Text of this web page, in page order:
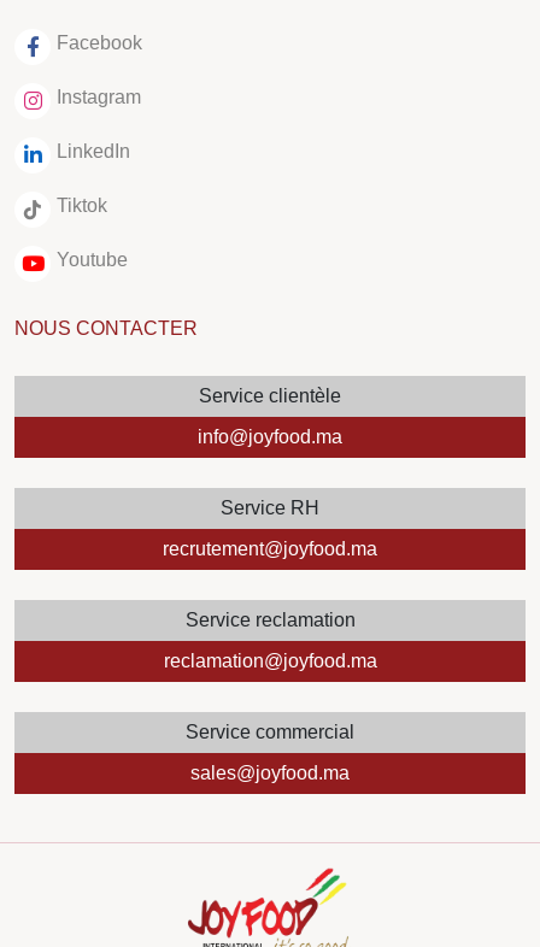
Facebook
Instagram
LinkedIn
Tiktok
Youtube
NOUS CONTACTER
Service clientèle
info@joyfood.ma
Service RH
recrutement@joyfood.ma
Service reclamation
reclamation@joyfood.ma
Service commercial
sales@joyfood.ma